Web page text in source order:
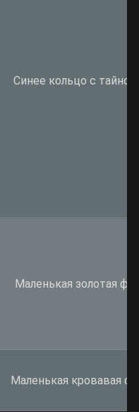
Синее кольцо с
Маленькая золотая
Маленькая кровавая